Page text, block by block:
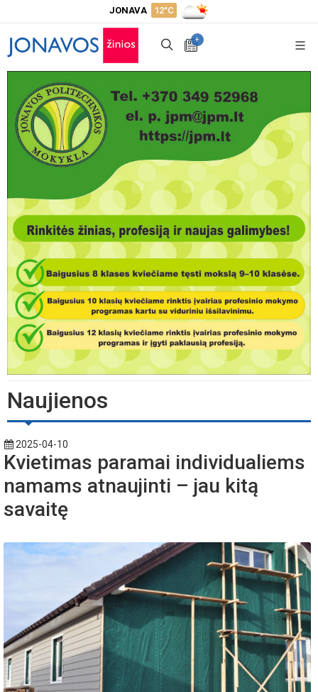
JONAVA 12°C
+
Naujienos
2025-04-10
Kvietimas paramai individualiems
namams atnaujinti – jau kitą
savaitę